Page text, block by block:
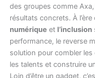
des groupes comme
résultats concrets. À l’ère
numérique et l’inclusion
performance, le reverse
solution pour combler
les talents et construire
Loin d’être un gadget,